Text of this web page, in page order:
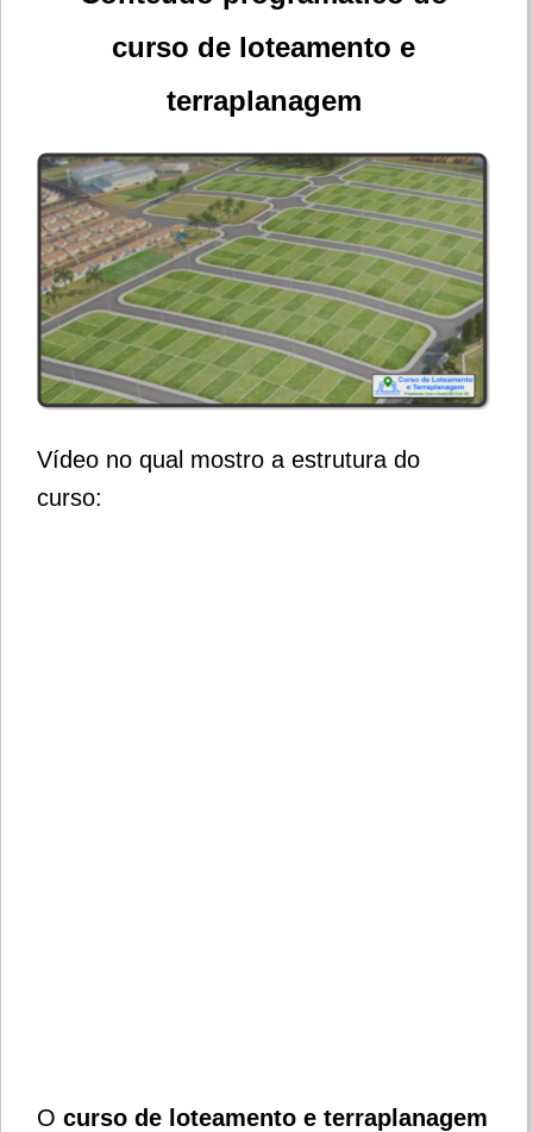
curso de loteamento e
terraplanagem
Vídeo no qual mostro a estrutura do
curso:
O curso de loteamento e terraplanagem